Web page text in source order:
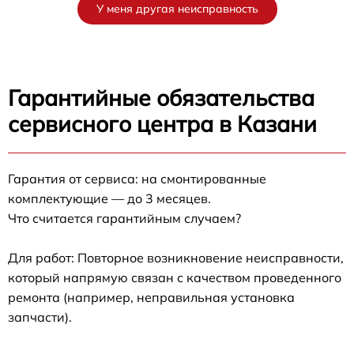
У меня другая неисправность
Гарантийные обязательства
сервисного центра в Казани
Гарантия от сервиса: на смонтированные
комплектующие — до 3 месяцев.
Что считается гарантийным случаем?
Для работ: Повторное возникновение неисправности,
который напрямую связан с качеством проведенного
ремонта (например, неправильная установка
запчасти).